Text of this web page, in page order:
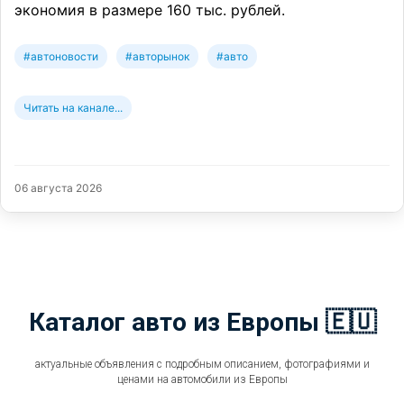
экономия в размере 160 тыс. рублей.
#автоновости #авторынок #авто
Читать на канале...
06 августа 2026
Каталог авто из Европы 🇪🇺
актуальные объявления с подробным описанием, фотографиями и
ценами на автомобили из Европы